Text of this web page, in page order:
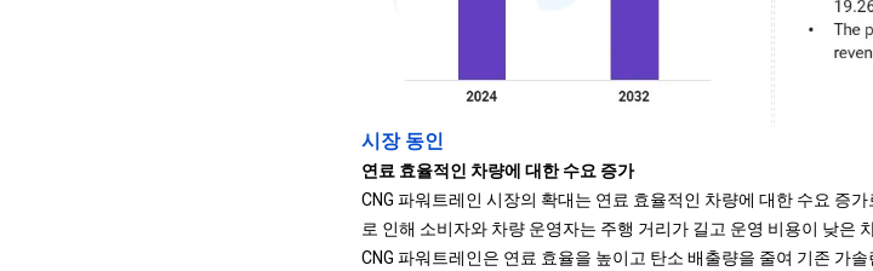
시장 동인
연료 효율적인 차량에 대한 수요 증가
CNG 파워트레인 시장의 확대는 연료 효율적인 차량에 대한 수요 증
로 인해 소비자와 차량 운영자는 주행 거리가 길고 운영 비용이 낮은
CNG 파워트레인은 연료 효율을 높이고 탄소 배출량을 줄여 기존 가